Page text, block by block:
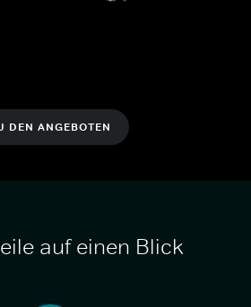
DEN ANGEBOTEN
auf einen Blick